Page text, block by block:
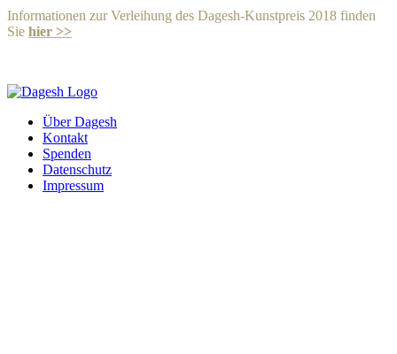
Informationen zur Verleihung des Dagesh-Kunstpreis 2018 finden
Sie hier >>
Über Dagesh
Kontakt
Spenden
Datenschutz
Impressum